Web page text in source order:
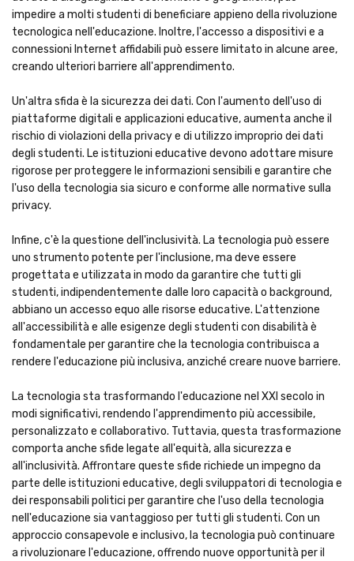
impedire a molti studenti di beneficiare appieno della rivoluzione
tecnologica nell'educazione. Inoltre, l'accesso a dispositivi e a
connessioni Internet affidabili può essere limitato in alcune aree,
creando ulteriori barriere all'apprendimento.
Un'altra sfida è la sicurezza dei dati. Con l'aumento dell'uso di
piattaforme digitali e applicazioni educative, aumenta anche il
rischio di violazioni della privacy e di utilizzo improprio dei dati
degli studenti. Le istituzioni educative devono adottare misure
rigorose per proteggere le informazioni sensibili e garantire che
l'uso della tecnologia sia sicuro e conforme alle normative sulla
privacy.
Infine, c'è la questione dell'inclusività. La tecnologia può essere
uno strumento potente per l'inclusione, ma deve essere
progettata e utilizzata in modo da garantire che tutti gli
studenti, indipendentemente dalle loro capacità o background,
abbiano un accesso equo alle risorse educative. L'attenzione
all'accessibilità e alle esigenze degli studenti con disabilità è
fondamentale per garantire che la tecnologia contribuisca a
rendere l'educazione più inclusiva, anziché creare nuove barriere.
La tecnologia sta trasformando l'educazione nel XXI secolo in
modi significativi, rendendo l'apprendimento più accessibile,
personalizzato e collaborativo. Tuttavia, questa trasformazione
comporta anche sfide legate all'equità, alla sicurezza e
all'inclusività. Affrontare queste sfide richiede un impegno da
parte delle istituzioni educative, degli sviluppatori di tecnologia e
dei responsabili politici per garantire che l'uso della tecnologia
nell'educazione sia vantaggioso per tutti gli studenti. Con un
approccio consapevole e inclusivo, la tecnologia può continuare
a rivoluzionare l'educazione, offrendo nuove opportunità per il